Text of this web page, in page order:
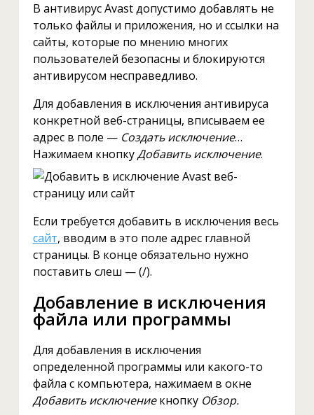
В антивирус Avast допустимо добавлять не
только файлы и приложения, но и ссылки на
сайты, которые по мнению многих
пользователей безопасны и блокируются
антивирусом несправедливо.
Для добавления в исключения антивируса
конкретной веб-страницы, вписываем ее
адрес в поле — Создать исключение…
Нажимаем кнопкуДобавить исключение.
Если требуется добавить в исключения весь
сайт, вводим в это поле адрес главной
страницы. В конце обязательно нужно
поставить слеш — (/).
Добавление в исключения
файла или программы
Для добавления в исключения
определенной программы или какого-то
файла с компьютера, нажимаем в окне
Добавить исключениекнопку Обзор.